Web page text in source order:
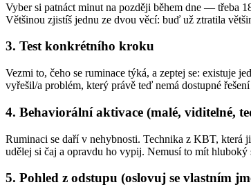
Vyber si patnáct minut na později během dne — třeba
Většinou zjistíš jednu ze dvou věcí: buď už ztratila
3. Test konkrétního kroku
Vezmi to, čeho se ruminace týká, a zeptej se: existuje
vyřešil/a problém, který právě teď nemá dostupné
4. Behaviorální aktivace (malé, viditelné,
Ruminaci se daří v nehybnosti. Technika z KBT, která
udělej si čaj a opravdu ho vypij. Nemusí to mít hluboký
5. Pohled z odstupu (oslovuj se vlastním